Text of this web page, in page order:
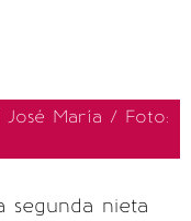
José María / Foto:
segunda nieta